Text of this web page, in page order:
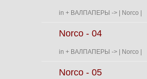
in + ВАЛПАПЕРЫ -> | Norco |
Norco - 04
in + ВАЛПАПЕРЫ -> | Norco |
Norco - 05